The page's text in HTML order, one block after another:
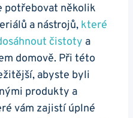
potřebovat několik
a nástrojů, které
čistoty a
domově. Při této
abyste byli
produkty a
vám zajistí úplné